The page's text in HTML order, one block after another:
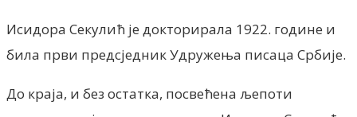
Исидора Секулић је докторирала 1922. године и
била први предсједник Удружења писаца Србије.
До краја, и без остатка, посвећена љепоти